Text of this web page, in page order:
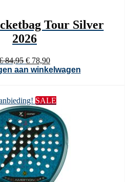
Tour Silver
2026
84,95 Oorspronkelijke
prijs
€ 78,90Huidige
prijs
aan winkelwagen
SALE